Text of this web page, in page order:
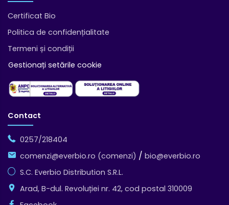
Certificat Bio
Politica de confidențialitate
Termeni și condiții
Gestionați setările cookie
Contact
0257/218404
comenzi@everbio.ro (comenzi) / bio@everbio.ro
S.C. Everbio Distribution S.R.L.
Arad, B-dul. Revoluției nr. 42, cod postal 310009